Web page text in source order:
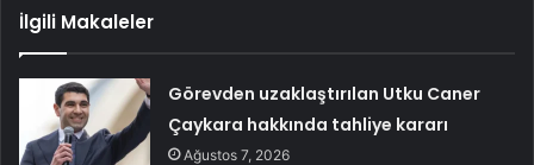
İlgili Makaleler
Görevden uzaklaştırılan Utku Caner
Çaykara hakkında tahliye kararı
Ağustos 7, 2026